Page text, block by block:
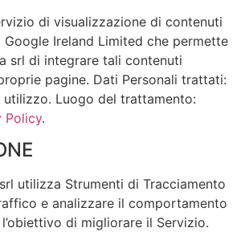
di visualizzazione di contenuti
Ireland Limited che permette
srl di integrare tali contenuti
pagine. Dati Personali trattati:
Luogo del trattamento:
Policy.
utilizza Strumenti di Tracciamento
e analizzare il comportamento
di migliorare il Servizio.